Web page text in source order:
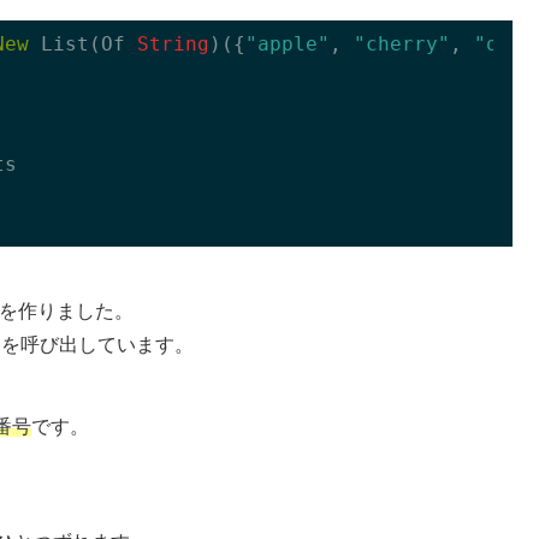
List(Of String )({ "apple" , "cherry" ,
作りました。
呼び出しています。
号です。